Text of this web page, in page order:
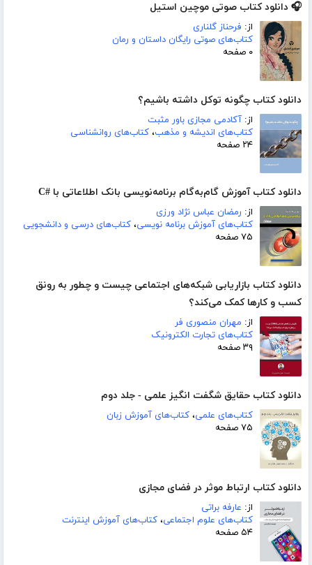
🎧 دانلود کتاب صوتی موچین استیل
از: فرحناز گلناری
کتاب‌های صوتی رایگان داستان و رمان
۰ صفحه
دانلود کتاب چگونه توکل داشته باشیم؟
از: آکادمی مجازی باور مثبت
کتاب‌های اندیشه و مذهب، کتاب‌های روانشناسی
۲۴ صفحه
دانلود کتاب آموزش گام‌به‌گام برنامه‌نویسی بانک اطلاعاتی با #C
از: رمضان عباس نژاد ورزی
کتاب‌های آموزش برنامه نویسی، کتاب‌های درسی و دانشجویی
۷۵ صفحه
دانلود کتاب بازاریابی شبکه‌های اجتماعی چیست و چطور به رونق
کسب و‌ کارها کمک می‌کند؟
از: مهران منصوری فر
کتاب‌های تجارت الکترونیک
۳۹ صفحه
دانلود کتاب حقایق شگفت انگیز علمی - جلد دوم
کتاب‌های علمی، کتاب‌های آموزش زبان
۷۵ صفحه
دانلود کتاب ارتباط موثر در فضای مجازی
از: عارفه براتی
کتاب‌های علوم اجتماعی، کتاب‌های آموزش اینترنت
۵۴ صفحه